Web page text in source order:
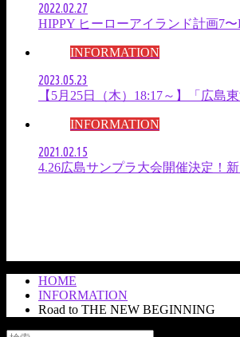
2022.02.27
HIPPY ヒーローアイランド計画7
INFORMATION
2023.05.23
【5月25日（木）18:17～】「広島
INFORMATION
2021.02.15
4.26広島サンプラ大会開催決定！
HOME
INFORMATION
Road to THE NEW BEGINNING